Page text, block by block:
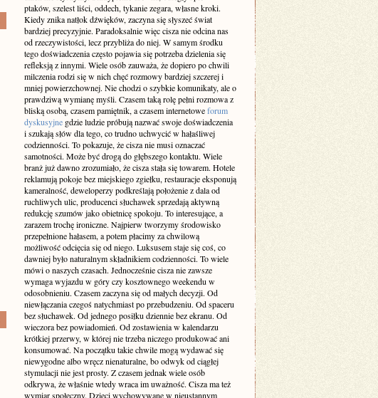
ptaków, szelest liści, oddech, tykanie zegara, własne kroki.
Kiedy znika natłok dźwięków, zaczyna się słyszeć świat
bardziej precyzyjnie. Paradoksalnie więc cisza nie odcina nas
od rzeczywistości, lecz przybliża do niej. W samym środku
tego doświadczenia często pojawia się potrzeba dzielenia się
refleksją z innymi. Wiele osób zauważa, że dopiero po chwili
milczenia rodzi się w nich chęć rozmowy bardziej szczerej i
mniej powierzchownej. Nie chodzi o szybkie komunikaty, ale o
prawdziwą wymianę myśli. Czasem taką rolę pełni rozmowa z
bliską osobą, czasem pamiętnik, a czasem internetoweforum
dyskusyjne gdzie ludzie próbują nazwać swoje doświadczenia
i szukają słów dla tego, co trudno uchwycić w hałaśliwej
codzienności. To pokazuje, że cisza nie musi oznaczać
samotności. Może być drogą do głębszego kontaktu. Wiele
branż już dawno zrozumiało, że cisza stała się towarem. Hotele
reklamują pokoje bez miejskiego zgiełku, restauracje eksponują
kameralność, deweloperzy podkreślają położenie z dala od
ruchliwych ulic, producenci słuchawek sprzedają aktywną
redukcję szumów jako obietnicę spokoju. To interesujące, a
zarazem trochę ironiczne. Najpierw tworzymy środowisko
przepełnione hałasem, a potem płacimy za chwilową
możliwość odcięcia się od niego. Luksusem staje się coś, co
dawniej było naturalnym składnikiem codzienności. To wiele
mówi o naszych czasach. Jednocześnie cisza nie zawsze
wymaga wyjazdu w góry czy kosztownego weekendu w
odosobnieniu. Czasem zaczyna się od małych decyzji. Od
niewłączania czegoś natychmiast po przebudzeniu. Od spaceru
bez słuchawek. Od jednego posiłku dziennie bez ekranu. Od
wieczora bez powiadomień. Od zostawienia w kalendarzu
krótkiej przerwy, w której nie trzeba niczego produkować ani
konsumować. Na początku takie chwile mogą wydawać się
niewygodne albo wręcz nienaturalne, bo odwyk od ciągłej
stymulacji nie jest prosty. Z czasem jednak wiele osób
odkrywa, że właśnie wtedy wraca im uważność. Cisza ma też
wymiar społeczny. Dzieci wychowywane w nieustannym